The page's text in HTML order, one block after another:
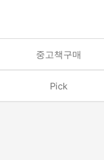
중고책구매
Pick